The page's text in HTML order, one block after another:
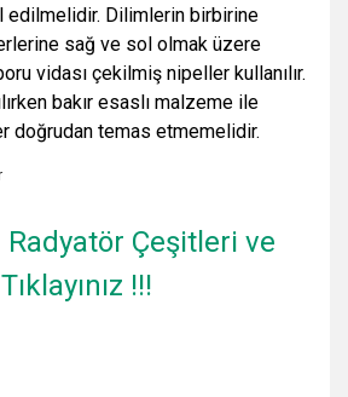
edilmelidir. Dilimlerin birbirine
sağ ve sol olmak üzere
vidası çekilmiş nipeller kullanılır.
bakır esaslı malzeme ile
doğrudan temas etmemelidir.
Çeşitleri ve
!!!